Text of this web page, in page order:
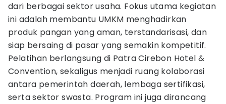
dari berbagai sektor usaha. Fokus utama kegiatan
ini adalah membantu UMKM menghadirkan
produk pangan yang aman, terstandarisasi, dan
siap bersaing di pasar yang semakin kompetitif.
Pelatihan berlangsung di Patra Cirebon Hotel &
Convention, sekaligus menjadi ruang kolaborasi
antara pemerintah daerah, lembaga sertifikasi,
serta sektor swasta. Program ini juga dirancang